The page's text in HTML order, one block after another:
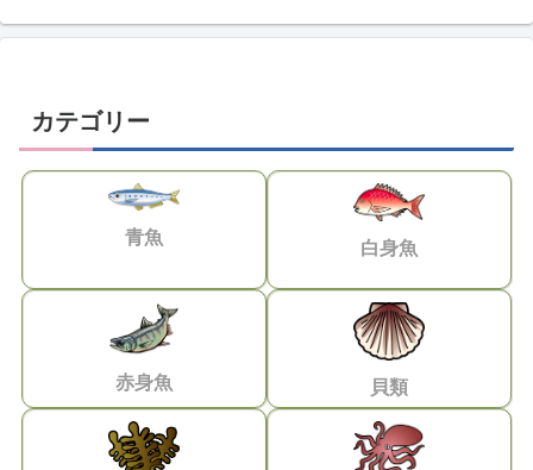
カテゴリー
青魚
白身魚
赤身魚 貝類